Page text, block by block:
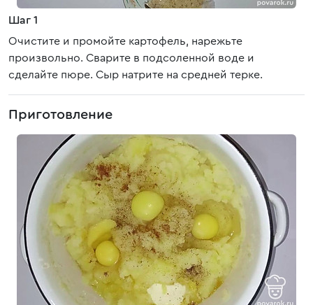
Шаг 1
Очистите и промойте картофель, нарежьте
произвольно. Сварите в подсоленной воде и
сделайте пюре. Сыр натрите на средней терке.
Приготовление